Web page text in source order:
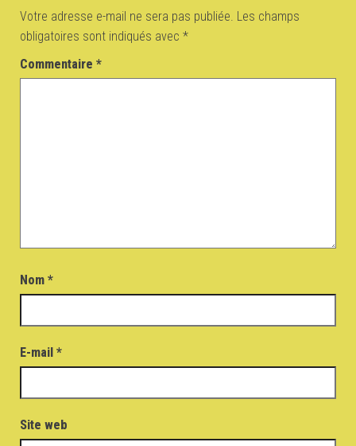
Votre adresse e-mail ne sera pas publiée. Les champs
obligatoires sont indiqués avec *
Commentaire *
Nom *
E-mail *
Site web